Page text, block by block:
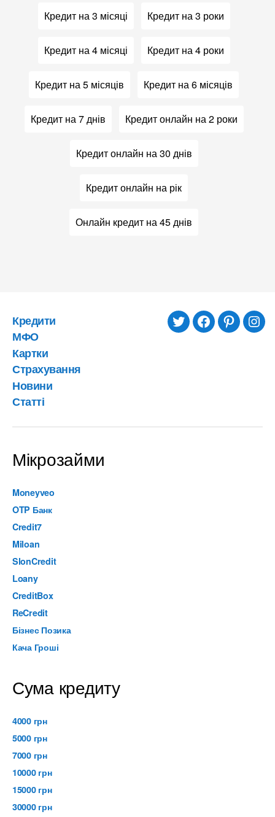
Кредит на 3 місяці Кредит на 3 роки
Кредит на 4 місяці Кредит на 4 роки
Кредит на 5 місяців Кредит на 6 місяців
Кредит на 7 днів Кредит онлайн на 2 роки
Кредит онлайн на 30 днів
Кредит онлайн на рік
Онлайн кредит на 45 днів
Кредити
МФО
Картки
Страхування
Новини
Статті
twitterfacebookpinterest
Мікрозайми
Moneyveo
OTP Банк
Credit7
Miloan
SlonCredit
Loany
CreditBox
ReCredit
Бізнес Позика
Кача Гроші
Сума кредиту
4000 грн
5000 грн
7000 грн
10000 грн
15000 грн
30000 грн